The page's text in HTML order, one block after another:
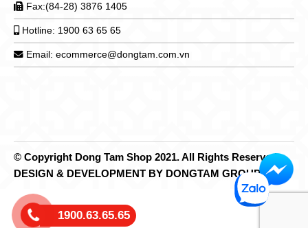
Fax:(84-28) 3876 1405
Hotline: 1900 63 65 65
Email: ecommerce@dongtam.com.vn
© Copyright Dong Tam Shop 2021. All Rights Reserved.
DESIGN & DEVELOPMENT BY DONGTAM GROUP
1900.63.65.65